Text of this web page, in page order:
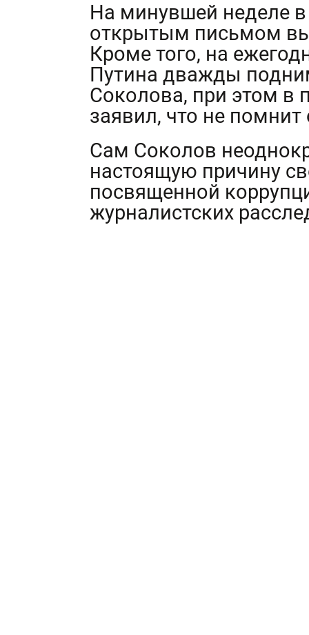
На минувшей неделе
открытым письмом
Кроме того, на
Путина дважды
Соколова, при этом в
заявил, что не
Сам Соколов
настоящую причину
посвященной
журналистских